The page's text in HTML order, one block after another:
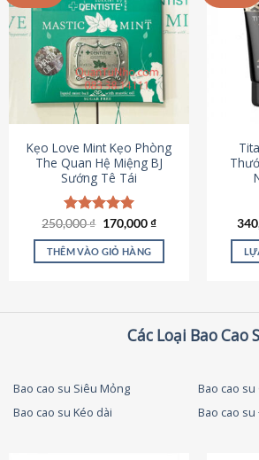
Kẹo Love Mint Kẹo Phòng
The Quan Hệ Miệng BJ
Sướng Tê Tái
Được xếp
hạng5.00
5 sao
250,000₫ Giá
là:
250,000 ₫.
170,000₫Giá
tại
THÊM VÀO GIỎ HÀNG
Các Loại Bao Cao
Bao cao su Siêu Mỏng
Bao cao su
Bao cao su Kéo dài
Bao cao